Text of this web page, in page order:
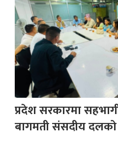
प्रदेश सरकारमा
बागमती संसदीय दलको